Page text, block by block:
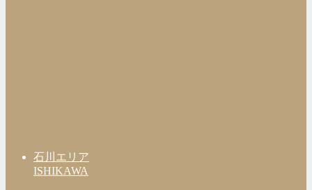
石川エリア
ISHIKAWA